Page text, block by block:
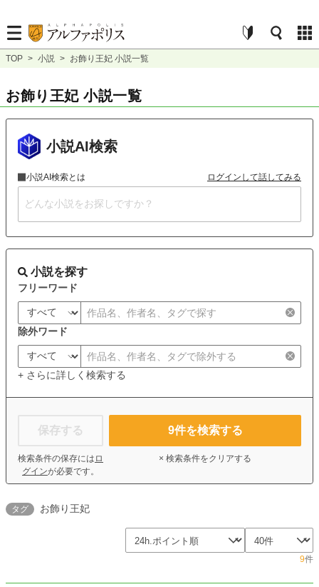
TOP > 小説 > お飾り王妃 小説一覧
お飾り王妃 小説一覧
小説AI検索
小説AI検索とは ログインして話してみる
小説を探す
フリーワード
除外ワード
+ さらに詳しく検索する
保存する
検索条件の保存には ロ
グインが必要です。
9件を検索する
× 検索条件をクリアする
タグ お飾り王妃
9件